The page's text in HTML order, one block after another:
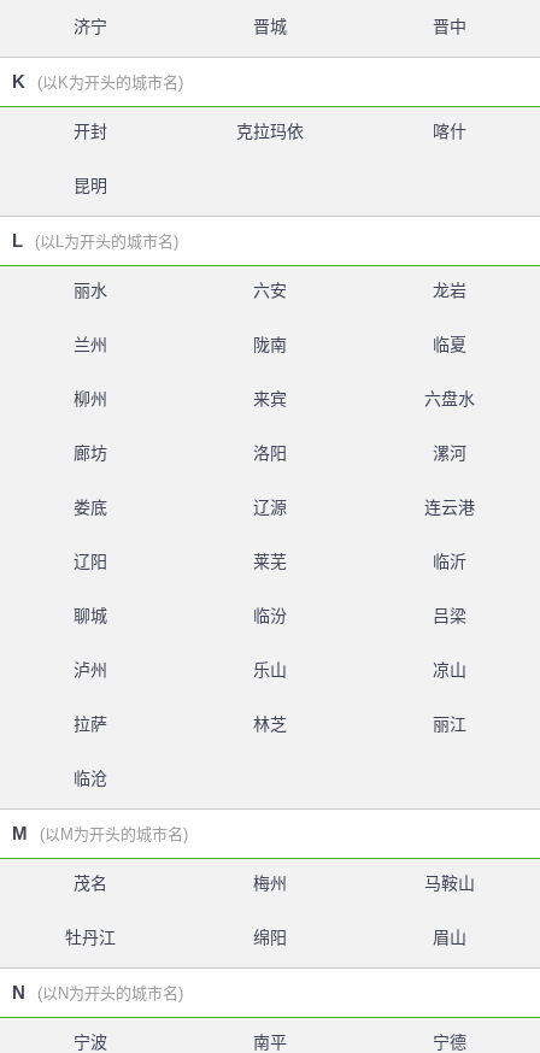
济宁 晋城 晋中
K (以K为开头的城市名)
开封 克拉玛依 喀什
昆明
L (以L为开头的城市名)
丽水 六安 龙岩
兰州 陇南 临夏
柳州 来宾 六盘水
廊坊 洛阳 漯河
娄底 辽源 连云港
辽阳 莱芜 临沂
聊城 临汾 吕梁
泸州 乐山 凉山
拉萨 林芝 丽江
临沧
M (以M为开头的城市名)
茂名 梅州 马鞍山
牡丹江 绵阳 眉山
N (以N为开头的城市名)
宁波 南平 宁德